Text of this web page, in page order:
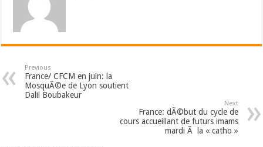
Previous
France/ CFCM en juin: la
MosquÃ©e de Lyon soutient
Dalil Boubakeur
Next
France: dÃ©but du cycle de
cours accueillant de futurs imams
mardi Ã la « catho »